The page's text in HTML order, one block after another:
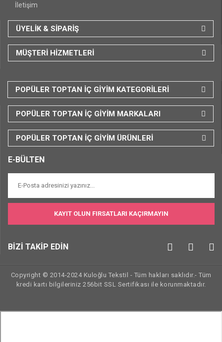
İletişim
ÜYELİK & SİPARİŞ
MÜŞTERİ HİZMETLERİ
POPÜLER TOPTAN İÇ GİYİM KATEGORİLERİ
POPÜLER TOPTAN İÇ GİYİM MARKALARI
POPÜLER TOPTAN İÇ GİYİM ÜRÜNLERİ
E-BÜLTEN
KAYIT OLUN FIRSATLARI KAÇIRMAYIN
BİZİ TAKİP EDİN
Copyright © 2014-2024 Kuloğlu Tekstil - Tüm hakları saklıdır.- Tüm
kredi kartı bilgileriniz 256bit SSL Sertifikası ile korunmaktadır.